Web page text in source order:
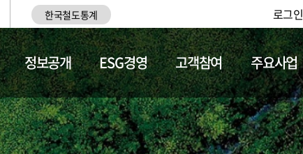
한국철도통계 로그인
정보공개 ESG경영 고객참여 주요사업
갤러리 기차소개